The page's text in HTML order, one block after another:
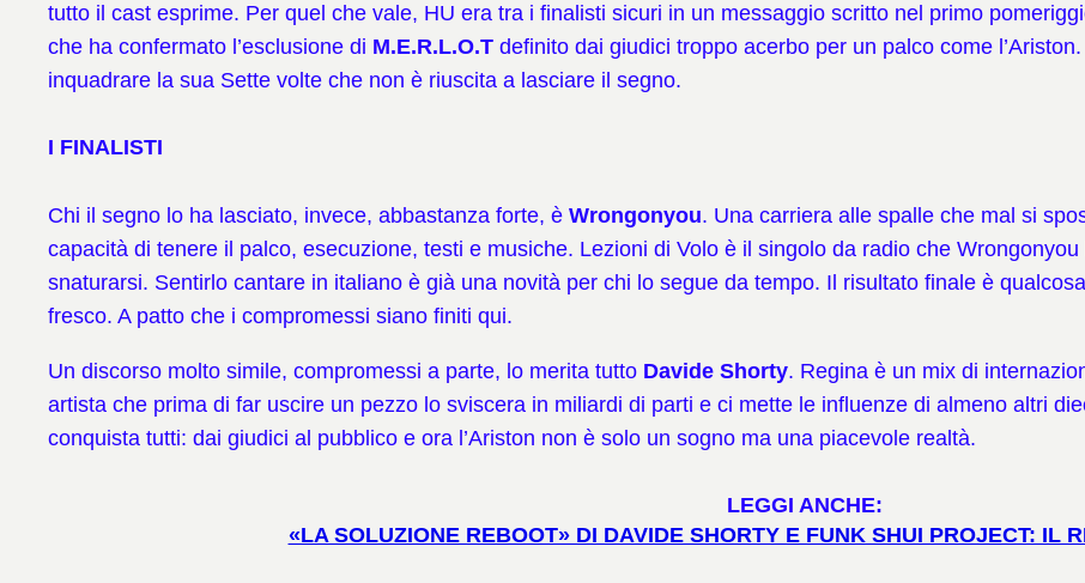
tutto il cast esprime. Per quel che vale, HU era tra i finalisti sicuri in un messaggio scritto nel primo
che ha confermato l’esclusione di M.E.R.L.O.T definito dai giudici troppo acerbo per un palco come
inquadrare la sua Sette volte che non è riuscita a lasciare il segno.
I FINALISTI
Chi il segno lo ha lasciato, invece, abbastanza forte, è Wrongonyou. Una carriera alle spalle che mal si
capacità di tenere il palco, esecuzione, testi e musiche. Lezioni di Volo è il singolo da radio che
snaturarsi. Sentirlo cantare in italiano è già una novità per chi lo segue da tempo. Il risultato finale è
fresco. A patto che i compromessi siano finiti qui.
Un discorso molto simile, compromessi a parte, lo merita tutto Davide Shorty. Regina è un mix di
artista che prima di far uscire un pezzo lo sviscera in miliardi di parti e ci mette le influenze di almeno altri
conquista tutti: dai giudici al pubblico e ora l’Ariston non è solo un sogno ma una piacevole realtà.
LEGGI ANCHE:
«LA SOLUZIONE REBOOT» DI DAVIDE SHORTY E FUNK SHUI PROJECT: IL